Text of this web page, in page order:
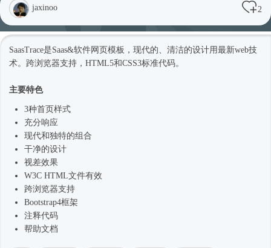
jaxinoo 2
SaasTrace是Saas&软件网页模板 ，现代的、清洁的设计用最新web技
术。跨浏览器支持，HTML5和CSS3标准代码。
主要特色
3种首页样式
充分响应
现代和独特的组合
干净的设计
视差效果
W3C HTML文件有效
跨浏览器支持
Bootstrap4框架
注释代码
帮助文档